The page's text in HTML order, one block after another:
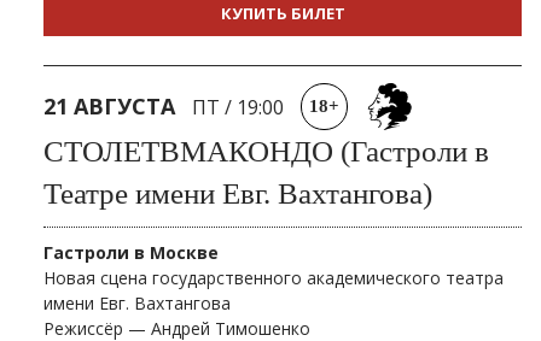
КУПИТЬ БИЛЕТ
21 АВГУСТА ПТ / 19:00 18+
СТОЛЕТВМАКОНДО (Гастроли в
Театре имени Евг. Вахтангова)
Гастроли в Москве
Новая сцена государственного академического театра
имени Евг. Вахтангова
Режиссёр — Андрей Тимошенко